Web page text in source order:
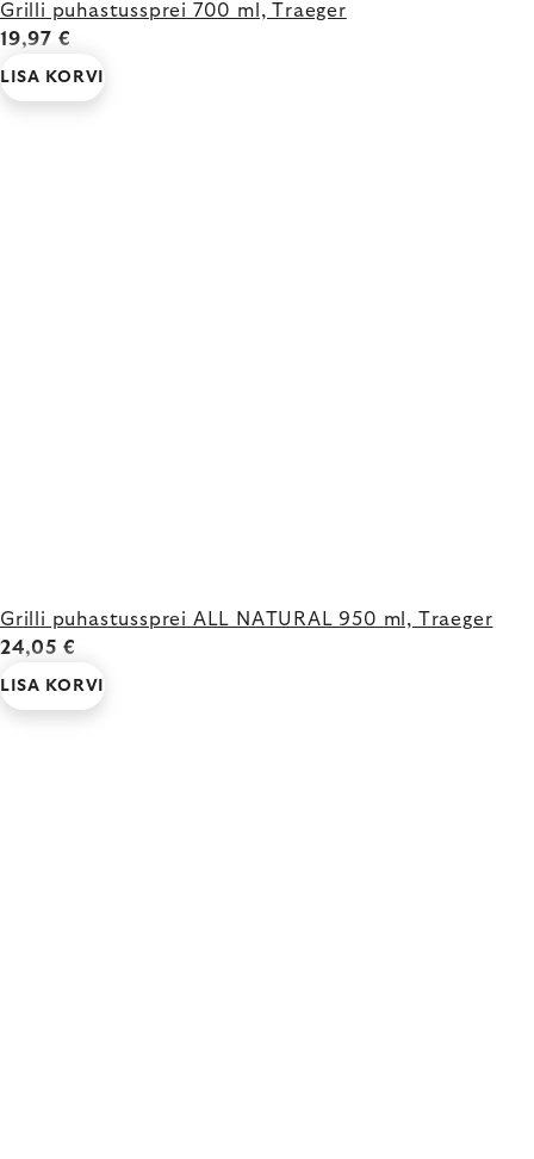
Grilli puhastussprei 700 ml, Traeger
19,97 €
LISA KORVI
Grilli puhastussprei ALL NATURAL 950 ml, Traeger
24,05 €
LISA KORVI